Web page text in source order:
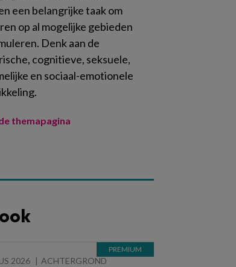
een belangrijke taak om
op al mogelijke gebieden
Denk aan de
cognitieve, seksuele,
en sociaal-emotionele
themapagina
2026 ACHTERGROND